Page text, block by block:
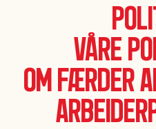
Våre
Om Færder